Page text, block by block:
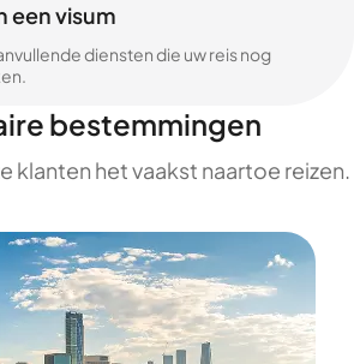
een visum
diensten die uw reis nog
bestemmingen
klanten het vaakst naartoe reizen.